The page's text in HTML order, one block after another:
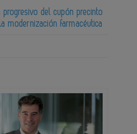
progresivo del cupón precinto
modernización farmacéutica